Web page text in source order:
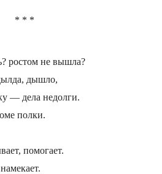
* * *
ростом не вышла?
дышло,
— дела недолги.
полки.
помогает.